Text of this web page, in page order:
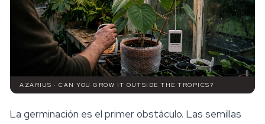
AZARIUS · CAN YOU GROW IT OUTSIDE THE TROPICS?
La germinación es el primer obstáculo. Las semillas